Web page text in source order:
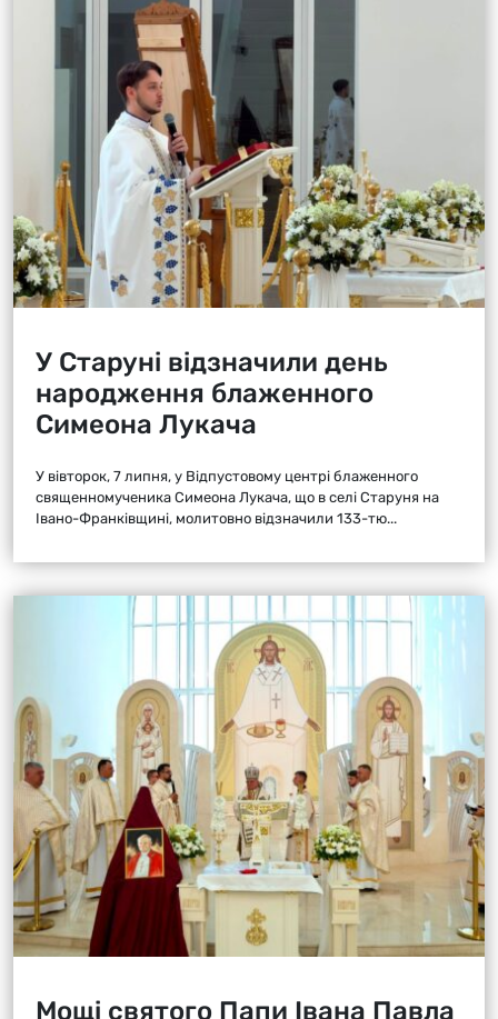
У Старуні відзначили день
народження блаженного
Симеона Лукача
У вівторок, 7 липня, у Відпустовому центрі блаженного
священномученика Симеона Лукача, що в селі Старуня на
Івано-Франківщині, молитовно відзначили 133-тю...
Мощі святого Папи Івана Павла